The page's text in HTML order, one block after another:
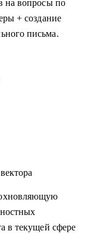
на вопросы по
+ создание
письма.
в текущей сфере